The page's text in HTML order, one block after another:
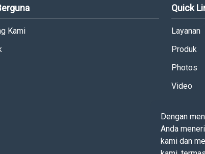
Kami
Quick
Layanan
Produk
Photos
Video
Dengan
Anda
kami dan